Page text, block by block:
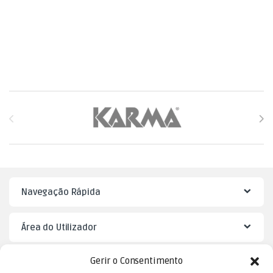
Gerir o Consentimento
Brands Carousel
Navegação Rápida
Área do Utilizador